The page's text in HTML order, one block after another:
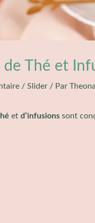
de Thé et
/ Slider/ Par Theona
et d’infusionssont